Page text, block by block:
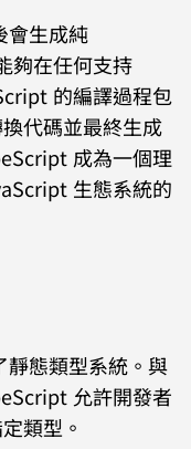
會生成純
夠在任何支持
的編譯過程包
代碼並最終生成
成為一個理
生態系統的
態類型系統。與
允許開發者
類型。